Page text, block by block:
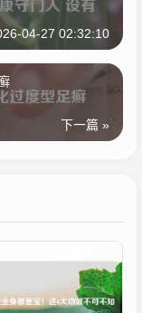
04-27 02:32:10
下一篇 »